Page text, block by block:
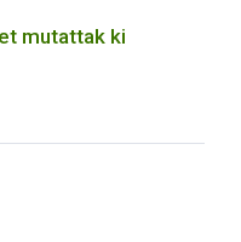
mutattak ki